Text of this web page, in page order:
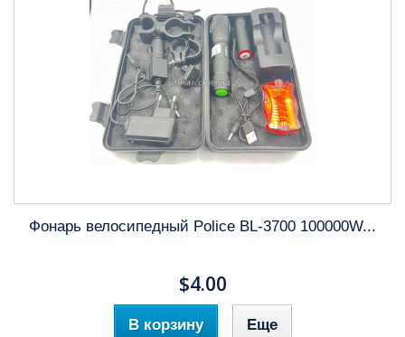
Фонарь велосипедный Police BL-3700 100000W...
$4.00
В корзину Еще